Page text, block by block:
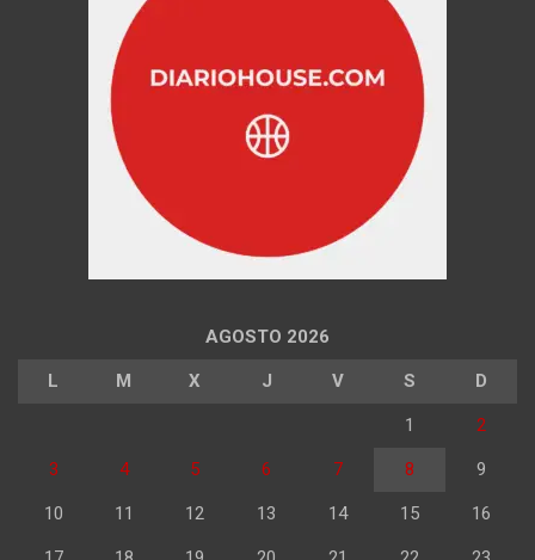
AGOSTO 2026
L M X J V S D
1 2
3 4 5 6 7 8 9
10 11 12 13 14 15 16